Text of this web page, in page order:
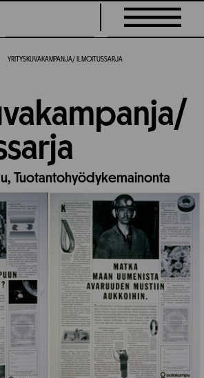
YRITYSKUVAKAMPANJA/ ILMOITUSSARJA
Tuotantohyödykemainonta